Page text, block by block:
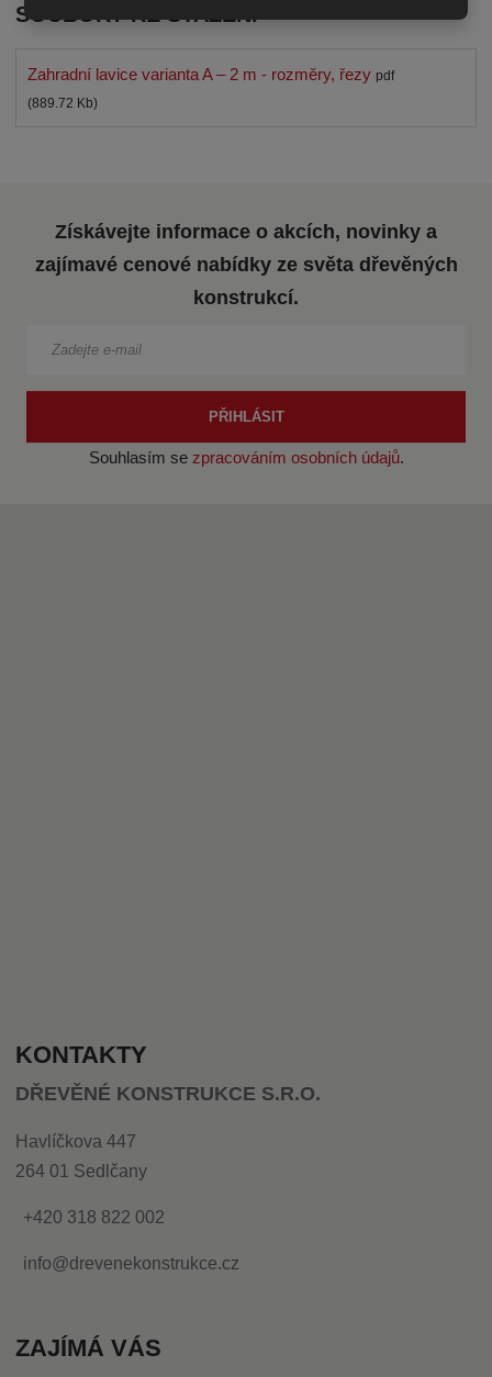
SOUBORY KE STAŽENÍ
Zahradní lavice varianta A – 2 m - rozměry, řezy pdf
(889.72 Kb)
Získávejte informace o akcích, novinky a
zajímavé cenové nabídky ze světa dřevěných
konstrukcí.
PŘIHLÁSIT
Souhlasím se zpracováním osobních údajů.
KONTAKTY
DŘEVĚNÉ KONSTRUKCE S.R.O.
Havlíčkova 447
264 01 Sedlčany
+420 318 822 002
info@drevenekonstrukce.cz
ZAJÍMÁ VÁS